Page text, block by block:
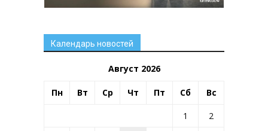
Календарь новостей
Август 2026
Пн Вт Ср Чт Пт Сб Вс
1
2